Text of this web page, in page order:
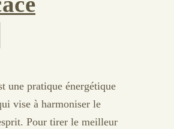
une pratique énergétique
vise à harmoniser le
Pour tirer le meilleur